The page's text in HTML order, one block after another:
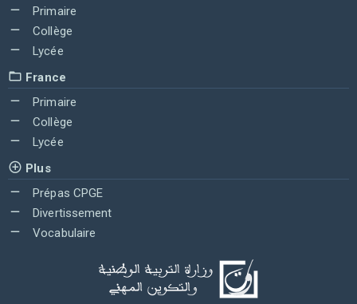
Primaire
Collège
Lycée
France
Primaire
Collège
Lycée
Plus
Prépas CPGE
Divertissement
Vocabulaire